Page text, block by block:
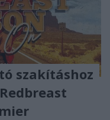
szakításhoz